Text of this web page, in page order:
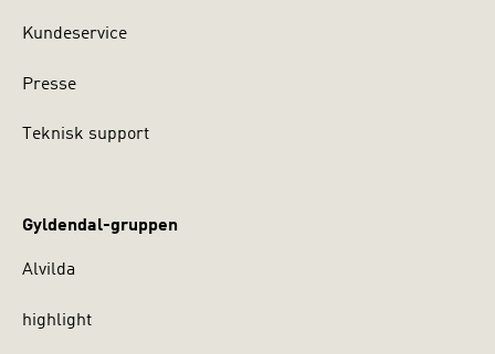
Kundeservice
Presse
Teknisk support
Gyldendal-gruppen
Alvilda
highlight